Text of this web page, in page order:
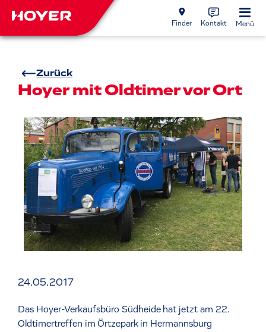
Finder Kontakt Menü
Zurück
Hoyer mit Oldtimer vor Ort
24.05.2017
Das Hoyer-Verkaufsbüro Südheide hat jetzt am 22.
Oldtimertreffen im Örtzepark in Hermannsburg